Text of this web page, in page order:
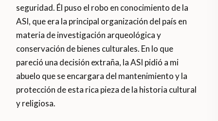
seguridad. Él puso el robo en conocimiento de la
ASI, que era la principal organización del país en
materia de investigación arqueológica y
conservación de bienes culturales. En lo que
pareció una decisión extraña, la ASI pidió a mi
abuelo que se encargara del mantenimiento y la
protección de esta rica pieza de la historia cultural
y religiosa.